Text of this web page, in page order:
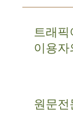
트래
이용
원문